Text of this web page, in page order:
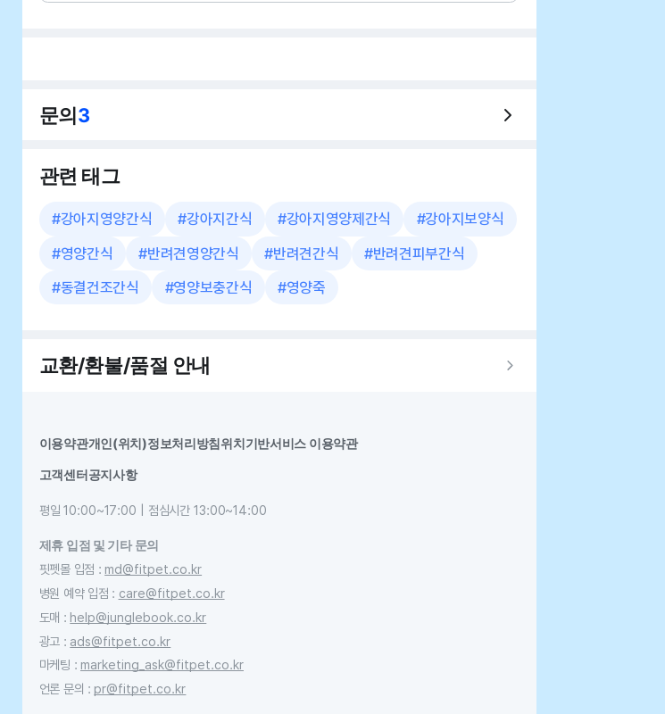
문의3
관련 태그
#강아지영양간식 #강아지간식 #강아지영양제간식 #강아지보양식
#영양간식 #반려견영양간식 #반려견간식 #반려견피부간식
#동결건조간식 #영양보충간식 #영양죽
교환/환불/품절 안내
이용약관개인(위치)정보처리방침위치기반서비스 이용약관
고객센터공지사항
평일 10:00~17:00 | 점심시간 13:00~14:00
제휴 입점 및 기타 문의
핏펫몰 입점 : md@fitpet.co.kr
병원 예약 입점 : care@fitpet.co.kr
도매 : help@junglebook.co.kr
광고 : ads@fitpet.co.kr
마케팅 : marketing_ask@fitpet.co.kr
언론 문의 : pr@fitpet.co.kr